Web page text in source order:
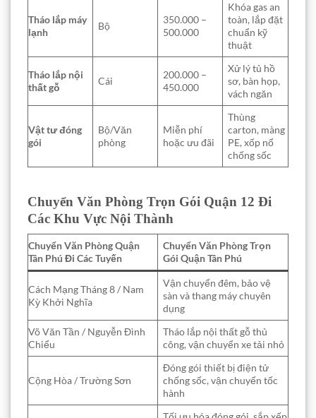
Tháo lắp máy
lạnh
Bộ
350.000 –
500.000
Khóa gas an
toàn, lắp đặt
chuẩn kỹ
thuật
Tháo lắp nội
thất gỗ
Cái
200.000 –
450.000
Xử lý tủ hồ
sơ, bàn họp,
vách ngăn
Vật tư đóng
gói
Bộ/Văn
phòng
Miễn phí
hoặc ưu đãi
Thùng
carton, màng
PE, xốp nổ
chống sốc
Chuyển Văn Phòng Trọn Gói Quận 12 Đi
Các Khu Vực Nội Thành
Chuyển Văn Phòng Quận
Tân Phú Đi Các Tuyến
Chuyển Văn Phòng Trọn
Gói Quận Tân Phú
Cách Mạng Tháng 8 / Nam
Kỳ Khởi Nghĩa
Vận chuyển đêm, bảo vệ
sàn và thang máy chuyên
dụng
Võ Văn Tần / Nguyễn Đình
Chiểu
Tháo lắp nội thất gỗ thủ
công, vận chuyển xe tải nhỏ
Cộng Hòa / Trường Sơn
Đóng gói thiết bị điện tử
chống sốc, vận chuyển tốc
hành